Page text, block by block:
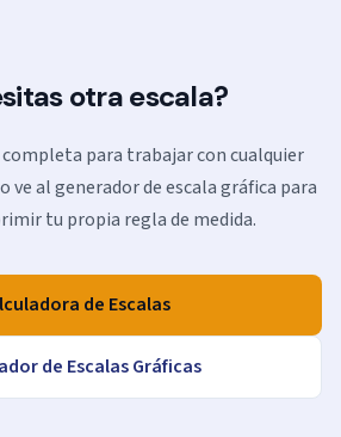
otra escala?
para trabajar con cualquier
ve al generador de escala gráfica para
tu propia regla de medida.
de Escalas
de Escalas Gráficas